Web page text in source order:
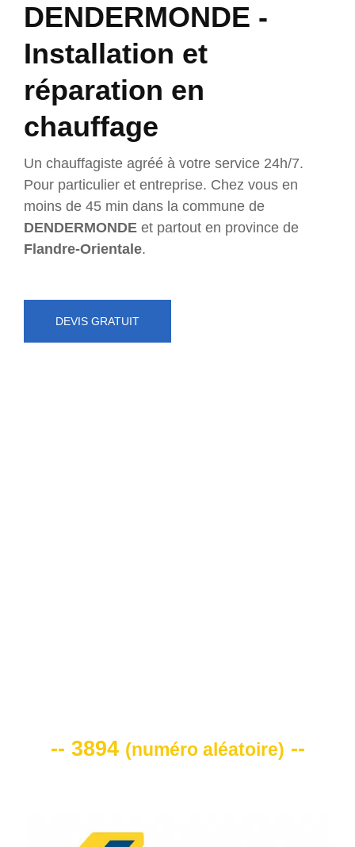
DENDERMONDE -
Installation et
réparation en
chauffage
Un chauffagiste agréé à votre service 24h/7.
Pour particulier et entreprise. Chez vous en
moins de 45 min dans la commune de
DENDERMONDE et partout en province de
Flandre-Orientale.
DEVIS GRATUIT
-- 3894 (numéro aléatoire) --